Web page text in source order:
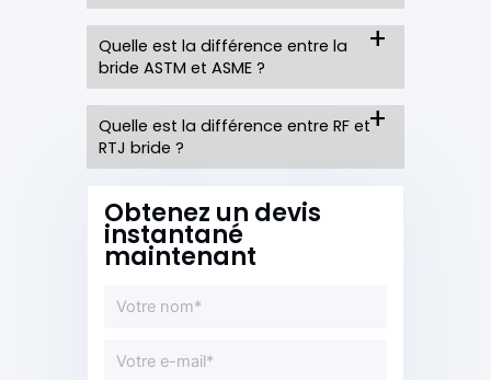
Quelle est la différence entre la
bride ASTM et ASME ?
Quelle est la différence entre RF et
RTJ bride ?
Obtenez un devis
instantané
maintenant